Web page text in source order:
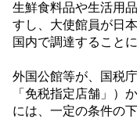
生鮮食料品や生活用
すし、大使館員が日
国内で調達すること
外国公館等が、国税
「免税指定店舗」）
には、一定の条件の